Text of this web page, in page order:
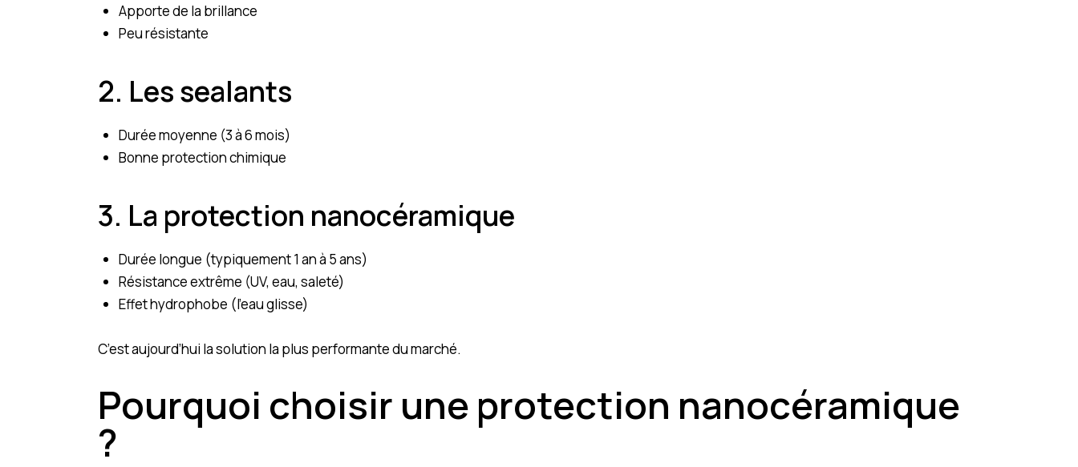
Apporte de la brillance
Peu résistante
2. Les sealants
Durée moyenne (3 à 6 mois)
Bonne protection chimique
3. La protection nanocéramique
Durée longue (typiquement 1 an à 5 ans)
Résistance extrême (UV, eau, saleté)
Effet hydrophobe (l’eau glisse)
C’est aujourd’hui la solution la plus performante du marché.
Pourquoi choisir une protection nanocéramique
?